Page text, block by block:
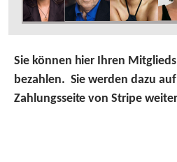
Sie können hier Ihren
bezahlen. Sie werden dazu
Zahlungsseite von Stripe